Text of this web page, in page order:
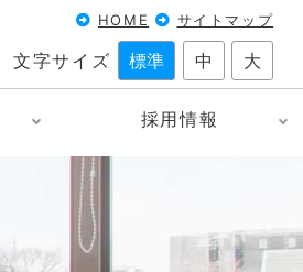
HOME サイトマップ
文字サイズ 標準 中 大
採用情報